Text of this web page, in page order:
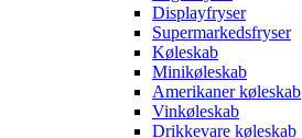
Displayfryser
Supermarkedsfryser
Køleskab
Minikøleskab
Amerikaner køleskab
Vinkøleskab
Drikkevare køleskab